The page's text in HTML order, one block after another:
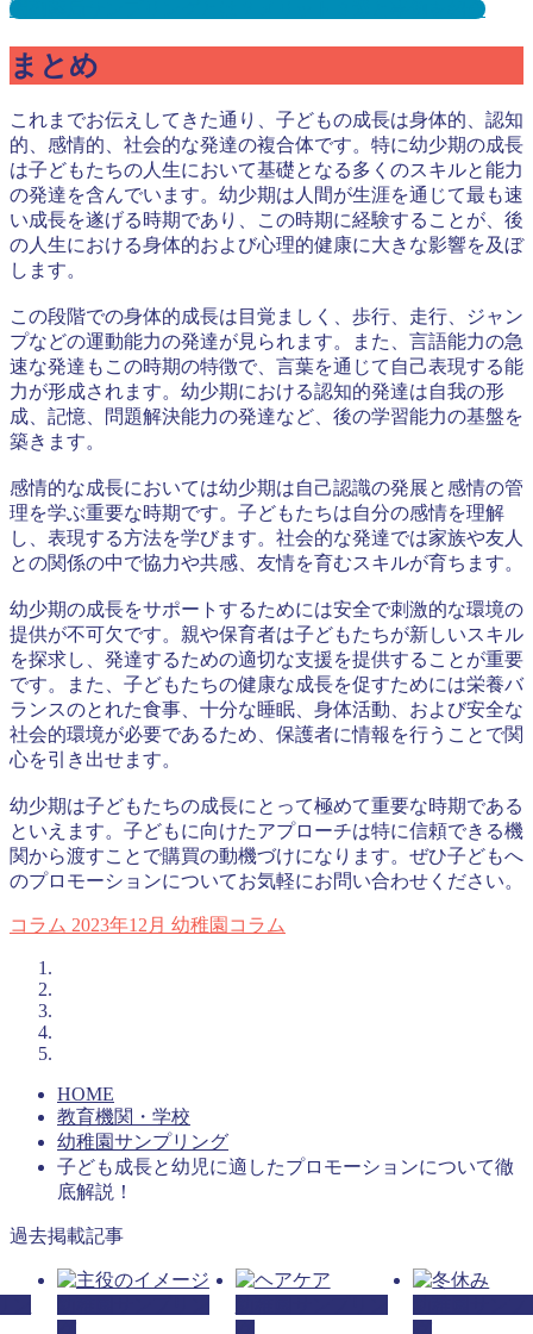
調剤薬局サンプリングとは？メリット３選と事例を紹介
まとめ
これまでお伝えしてきた通り、子どもの成長は身体的、認知
的、感情的、社会的な発達の複合体です。特に幼少期の成長
は子どもたちの人生において基礎となる多くのスキルと能力
の発達を含んでいます。幼少期は人間が生涯を通じて最も速
い成長を遂げる時期であり、この時期に経験することが、後
の人生における身体的および心理的健康に大きな影響を及ぼ
します。
この段階での身体的成長は目覚ましく、歩行、走行、ジャン
プなどの運動能力の発達が見られます。また、言語能力の急
速な発達もこの時期の特徴で、言葉を通じて自己表現する能
力が形成されます。幼少期における認知的発達は自我の形
成、記憶、問題解決能力の発達など、後の学習能力の基盤を
築きます。
感情的な成長においては幼少期は自己認識の発展と感情の管
理を学ぶ重要な時期です。子どもたちは自分の感情を理解
し、表現する方法を学びます。社会的な発達では家族や友人
との関係の中で協力や共感、友情を育むスキルが育ちます。
幼少期の成長をサポートするためには安全で刺激的な環境の
提供が不可欠です。親や保育者は子どもたちが新しいスキル
を探求し、発達するための適切な支援を提供することが重要
です。また、子どもたちの健康な成長を促すためには栄養バ
ランスのとれた食事、十分な睡眠、身体活動、および安全な
社会的環境が必要であるため、保護者に情報を行うことで関
心を引き出せます。
幼少期は子どもたちの成長にとって極めて重要な時期である
といえます。子どもに向けたアプローチは特に信頼できる機
関から渡すことで購買の動機づけになります。ぜひ子どもへ
のプロモーションについてお気軽にお問い合わせください。
コラム 2023年12月 幼稚園コラム
HOME
教育機関・学校
幼稚園サンプリング
子ども成長と幼児に適したプロモーションについて徹
底解説！
過去掲載記事